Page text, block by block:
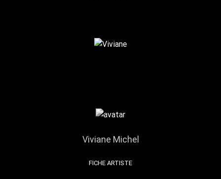
Viviane Michel
FICHE ARTISTE